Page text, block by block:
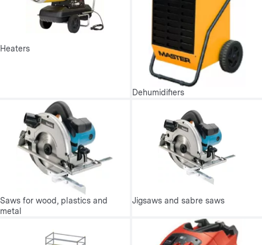
Heaters
Dehumidifiers
Saws for wood, plastics and
metal
Jigsaws and sabre saws